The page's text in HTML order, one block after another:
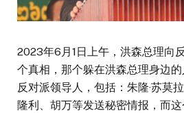
2023年6月1日上午，洪森总理向
个真相，那个躲在洪森总理身边的
反对派领导人，包括：朱隆·苏莫
隆利、胡万等发送秘密情报，而这